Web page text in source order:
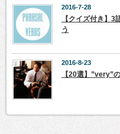
2016-7-28
【クイズ付き】
う
2016-8-23
【20選】”very”